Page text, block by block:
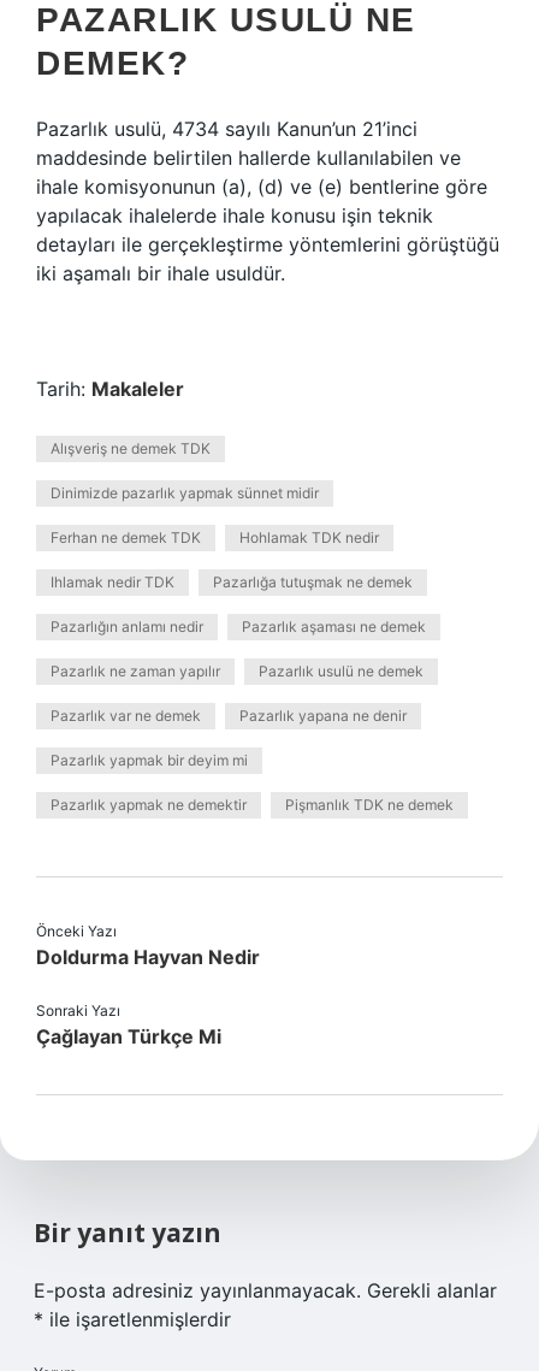
PAZARLIK USULÜ NE
DEMEK?
Pazarlık usulü, 4734 sayılı Kanun’un 21’inci
maddesinde belirtilen hallerde kullanılabilen ve
ihale komisyonunun (a), (d) ve (e) bentlerine göre
yapılacak ihalelerde ihale konusu işin teknik
detayları ile gerçekleştirme yöntemlerini görüştüğü
iki aşamalı bir ihale usuldür.
Tarih: Makaleler
Alışveriş ne demek TDK
Dinimizde pazarlık yapmak sünnet midir
Ferhan ne demek TDK Hohlamak TDK nedir
Ihlamak nedir TDK Pazarlığa tutuşmak ne demek
Pazarlığın anlamı nedir Pazarlık aşaması ne demek
Pazarlık ne zaman yapılır Pazarlık usulü ne demek
Pazarlık var ne demek Pazarlık yapana ne denir
Pazarlık yapmak bir deyim mi
Pazarlık yapmak ne demektir Pişmanlık TDK ne demek
Önceki Yazı
Doldurma Hayvan Nedir
Sonraki Yazı
Çağlayan Türkçe Mi
Bir yanıt yazın
E-posta adresiniz yayınlanmayacak. Gerekli alanlar
* ile işaretlenmişlerdir